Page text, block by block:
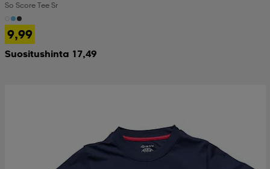
So Score Tee Sr
9,99
Suositushinta 17,49